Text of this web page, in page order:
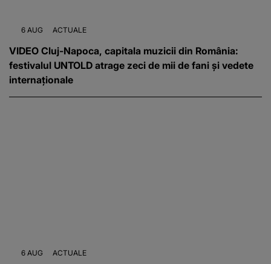
6 AUG ACTUALE
VIDEO Cluj-Napoca, capitala muzicii din România:
festivalul UNTOLD atrage zeci de mii de fani și vedete
internaționale
6 AUG ACTUALE